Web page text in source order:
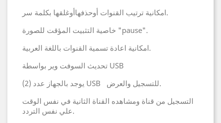
امكانية ترتيب القنوات أوحذفهاأوغلقها بكلمة سر.
خاصية التثبيت المؤقت للصورة "pause".
امكانية اعادة تسمية القنوات باللغة العربية.
تحديث السوفت وير بواسطة USB
يوجد بالجهاز عدد (2) USB للتسجيل والعرض.
التسجيل من قناة ومشاهده القناة الثانية في نفس الوقت
علي نفس التردد.